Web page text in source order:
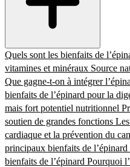
Quels sont les bienfaits de
vitamines et minéraux Source
Que gagne-t-on à intégrer
bienfaits de l’épinard pour la
mais fort potentiel nutritionnel
soutien de grandes fonctions
cardiaque et la prévention du
principaux bienfaits de l’épinard
bienfaits de l’épinard Pourquoi